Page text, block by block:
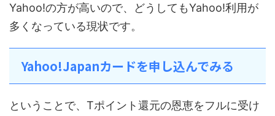
Yahoo!の方が高いので、どうしてもYahoo!利用が
多くなっている現状です。
Yahoo!Japanカードを申し込んでみる
ということで、Tポイント還元の恩恵をフルに受け